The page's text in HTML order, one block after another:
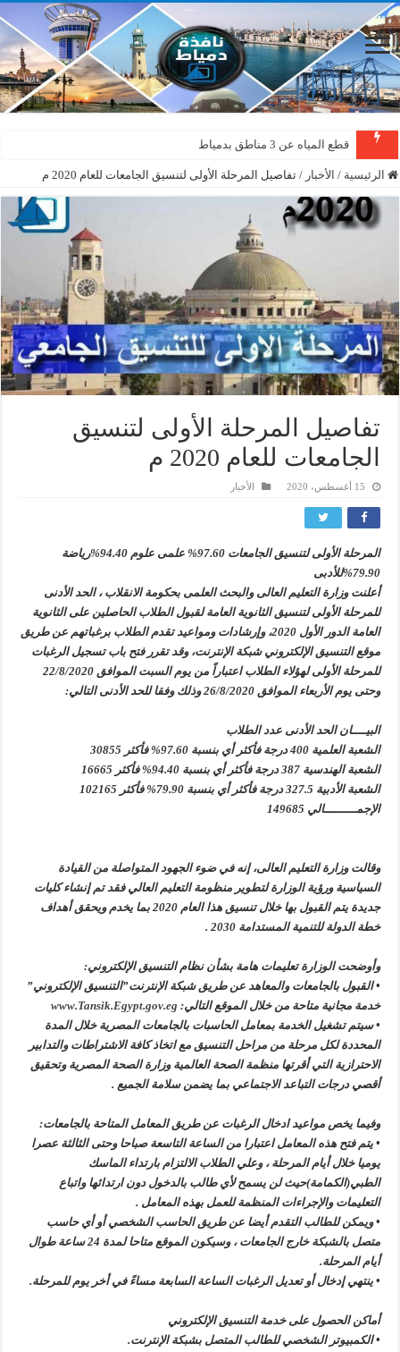
قطع المياه عن 3 مناطق بدمياط
الرئيسية / الأخبار / تفاصيل المرحلة الأولى لتنسيق الجامعات للعام 2020 م
تفاصيل المرحلة الأولى لتنسيق
الجامعات للعام 2020 م
15 أغسطس، 2020 الأخبار
المرحلة الأولى لتنسيق الجامعات 97.60% علمى علوم 94.40%رياضة
79.90%للأدبى
أعلنت وزارة التعليم العالى والبحث العلمى بحكومة الانقلاب ، الحد الأدنى
للمرحلة الأولى لتنسيق الثانوية العامة لقبول الطلاب الحاصلين على الثانوية
العامة الدور الأول 2020، وإرشادات ومواعيد تقدم الطلاب برغباتهم عن طريق
موقع التنسيق الإلكتروني شبكة الإنترنت، وقد تقرر فتح باب تسجيل الرغبات
للمرحلة الأولى لهؤلاء الطلاب اعتباراً من يوم السبت الموافق 22/8/2020
وحتى يوم الأربعاء الموافق 26/8/2020 وذلك وفقا للحد الأدنى التالي:
البيــــان الحد الأدنى عدد الطلاب
الشعبة العلمية 400 درجة فأكثر أي بنسبة 97.60% فأكثر 30855
الشعبة الهندسية 387 درجة فأكثر أي بنسبة 94.40% فأكثر 16665
الشعبة الأدبية 327.5 درجة فأكثر أي بنسبة 79.90% فأكثر 102165
الإجمـــــــــالي 149685
وقالت وزارة التعليم العالى، إنه في ضوء الجهود المتواصلة من القيادة
السياسية ورؤية الوزارة لتطوير منظومة التعليم العالي فقد تم إنشاء كليات
جديدة يتم القبول بها خلال تنسيق هذا العام 2020 بما يخدم ويحقق أهداف
خطة الدولة للتنمية المستدامة 2030 .
وأوضحت الوزارة تعليمات هامة بشأن نظام التنسيق الإلكتروني:
• القبول بالجامعات والمعاهد عن طريق شبكة الإنترنت”التنسيق الإلكتروني”
خدمة مجانية متاحة من خلال الموقع التالي: www.Tansik.Egypt.gov.eg
• سيتم تشغيل الخدمة بمعامل الحاسبات بالجامعات المصرية خلال المدة
المحددة لكل مرحلة من مراحل التنسيق مع اتخاذ كافة الاشتراطات والتدابير
الاحترازية التي أقرتها منظمة الصحة العالمية وزارة الصحة المصرية وتحقيق
أقصي درجات التباعد الاجتماعي بما يضمن سلامة الجميع .
وفيما يخص مواعيد ادخال الرغبات عن طريق المعامل المتاحة بالجامعات:
• يتم فتح هذه المعامل اعتبارا من الساعة التاسعة صباحا وحتى الثالثة عصرا
يوميا خلال أيام المرحلة ، وعلي الطلاب الالتزام بارتداء الماسك
الطبي(الكمامة)حيث لن يسمح لأي طالب بالدخول دون ارتدائها واتباع
التعليمات والإجراءات المنظمة للعمل بهذه المعامل .
• ويمكن للطالب التقدم أيضا عن طريق الحاسب الشخصي أو أي حاسب
متصل بالشبكة خارج الجامعات ، وسيكون الموقع متاحا لمدة 24 ساعة طوال
أيام المرحلة.
• ينتهي إدخال أو تعديل الرغبات الساعة السابعة مساءً في أخر يوم للمرحلة.
أماكن الحصول على خدمة التنسيق الإلكتروني
• الكمبيوتر الشخصي للطالب المتصل بشبكة الإنترنت.